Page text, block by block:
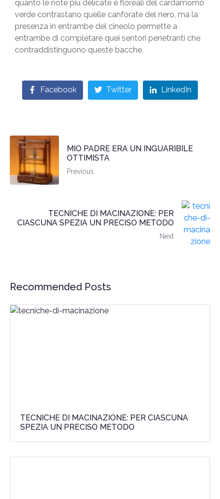
quanto le note più delicate e floreali del cardamomo
verde contrastano quelle canforate del nero, ma la
presenza in entrambe del cineolo permette a
entrambe di completare quei sentori penetranti che
contraddistinguono queste bacche.
Facebook Twitter LinkedIn
MIO PADRE ERA UN INGUARIBILE
OTTIMISTA
Previous
TECNICHE DI MACINAZIONE: PER
CIASCUNA SPEZIA UN PRECISO METODO
Next
Recommended Posts
TECNICHE DI MACINAZIONE: PER CIASCUNA
SPEZIA UN PRECISO METODO